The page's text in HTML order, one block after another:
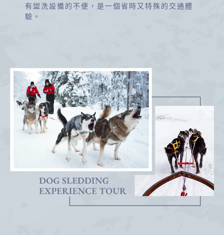
有盥洗設備的不便，是一個省時又特殊的交通體
驗。